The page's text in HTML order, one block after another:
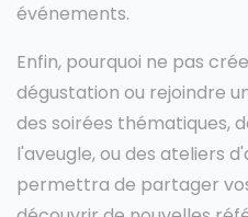
événements.
Enfin, pourquoi ne pas
dégustation ou rejoindre
des soirées thématiques,
l'aveugle, ou des ateliers
permettra de partager